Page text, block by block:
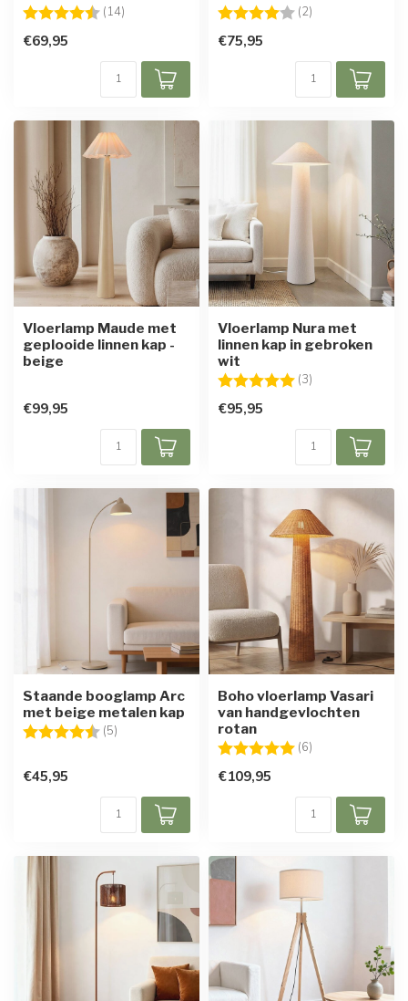
Beoordeling: (14)
€69,95
Beoordeling: (2)
€75,95
Vloerlamp Maude met
geplooide linnen kap -
beige
€99,95
Vloerlamp Nura met
linnen kap in gebroken
wit
Beoordeling: (3)
€95,95
Staande booglamp Arc
met beige metalen kap
Beoordeling: (5)
€45,95
Boho vloerlamp Vasari
van handgevlochten
rotan
Beoordeling: (6)
€109,95